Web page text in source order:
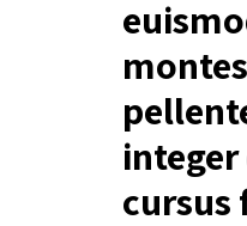
montes
cursus